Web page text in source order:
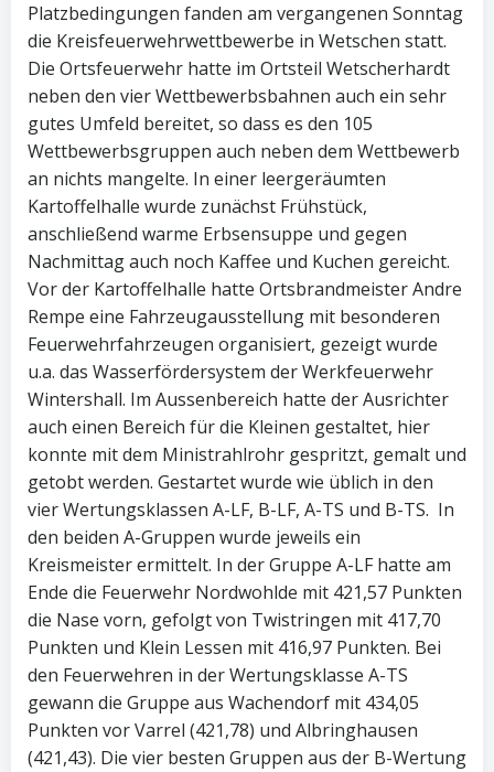
Platzbedingungen fanden am vergangenen Sonntag
die Kreisfeuerwehrwettbewerbe in Wetschen statt.
Die Ortsfeuerwehr hatte im Ortsteil Wetscherhardt
neben den vier Wettbewerbsbahnen auch ein sehr
gutes Umfeld bereitet, so dass es den 105
Wettbewerbsgruppen auch neben dem Wettbewerb
an nichts mangelte. In einer leergeräumten
Kartoffelhalle wurde zunächst Frühstück,
anschließend warme Erbsensuppe und gegen
Nachmittag auch noch Kaffee und Kuchen gereicht.
Vor der Kartoffelhalle hatte Ortsbrandmeister Andre
Rempe eine Fahrzeugausstellung mit besonderen
Feuerwehrfahrzeugen organisiert, gezeigt wurde
u.a. das Wasserfördersystem der Werkfeuerwehr
Wintershall. Im Aussenbereich hatte der Ausrichter
auch einen Bereich für die Kleinen gestaltet, hier
konnte mit dem Ministrahlrohr gespritzt, gemalt und
getobt werden. Gestartet wurde wie üblich in den
vier Wertungsklassen A-LF, B-LF, A-TS und B-TS. In
den beiden A-Gruppen wurde jeweils ein
Kreismeister ermittelt. In der Gruppe A-LF hatte am
Ende die Feuerwehr Nordwohlde mit 421,57 Punkten
die Nase vorn, gefolgt von Twistringen mit 417,70
Punkten und Klein Lessen mit 416,97 Punkten. Bei
den Feuerwehren in der Wertungsklasse A-TS
gewann die Gruppe aus Wachendorf mit 434,05
Punkten vor Varrel (421,78) und Albringhausen
(421,43). Die vier besten Gruppen aus der B-Wertung